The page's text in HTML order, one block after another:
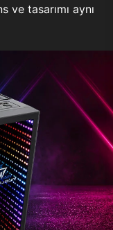
tasarımı aynı